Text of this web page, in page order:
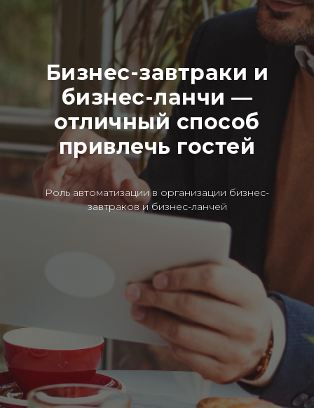
Бизнес-завтраки и
бизнес-ланчи —
отличный способ
привлечь гостей
Роль автоматизации в организации бизнес-
завтраков и бизнес-ланчей